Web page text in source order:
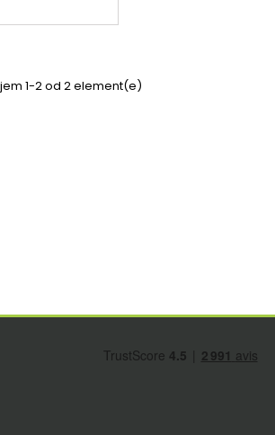
1-2 od 2 element(e)